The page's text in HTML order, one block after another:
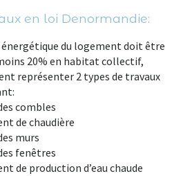
en loi Denormandie:
du logement doit être
20% en habitat collectif,
représenter 2 types de travaux
combles
de chaudière
murs
fenêtres
de production d’eau chaude